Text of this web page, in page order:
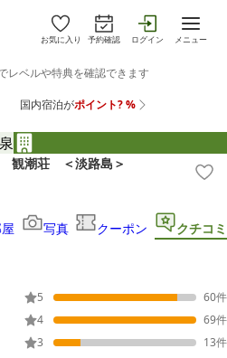
お気に入り 予約確認 ログイン メニュー
観潮荘 ＜淡路島＞
写真 クーポン クチコミ
5 60件
4
69件
3
13件